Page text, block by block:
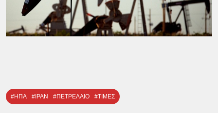
#ΗΠΑ #ΙΡΑΝ #ΠΕΤΡΕΛΑΙΟ #ΤΙΜΕΣ